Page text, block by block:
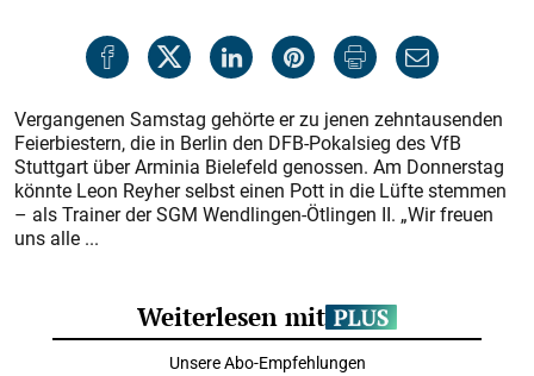
Vergangenen Samstag gehörte er zu jenen zehntausenden
Feierbiestern, die in Berlin den DFB-Pokalsieg des VfB
Stuttgart über Arminia Bielefeld genossen. Am Donnerstag
könnte Leon Reyher selbst einen Pott in die Lüfte stemmen
– als Trainer der SGM Wendlingen-Ötlingen II. „Wir freuen
uns alle ...